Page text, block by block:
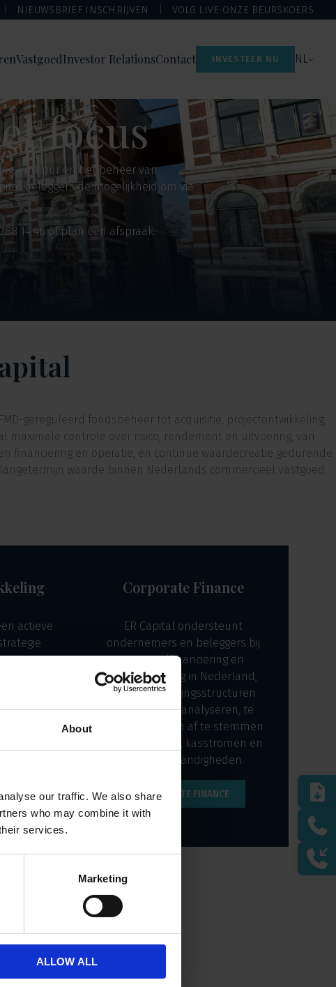
About
our traffic. We also share
who may combine it with
services.
Marketing
ALLOW ALL
NIEUWSBRIEF INSCHRIJVEN VOLG LIVE ONZE BEURSKOERS
VastgoedInvestor RelationsContact INVESTEER NU NL
focus
verhuur en het beheer van
beleggers de mogelijkheid om via
14 46 of plan een afspraak.
gereguleerd fondsbeheer tot acquisitie, projectontwikkeling,
maximale controle over risico, rendement en uitvoering, van
financiering en operatie, en continue waardecreatie gedurende
waarde binnen Nederlands commercieel vastgoed.
actieve
te
Corporate Finance
ER Capital ondersteunt
ondernemers en beleggers bij
vastgoedfinanciering en
herfinanciering in Nederland,
door financieringsstructuren
zorgvuldig te analyseren, te
structureren en af te stemmen
op portefeuille, kasstromen en
marktomstandigheden.
CORPORATE FINANCE
u in gesprek.